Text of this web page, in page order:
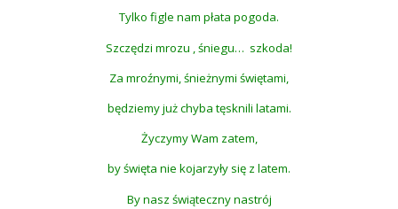
Tylko figle nam płata pogoda.
Szczędzi mrozu , śniegu… szkoda!
Za mroźnymi, śnieżnymi świętami,
będziemy już chyba tęsknili latami.
Życzymy Wam zatem,
by święta nie kojarzyły się z latem.
By nasz świąteczny nastrój